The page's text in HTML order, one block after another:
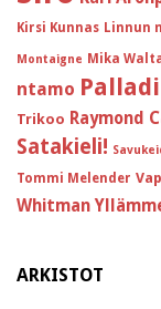
Kirsi Kunnas Linnun
Montaigne Mika
ntamo
Trikoo Raymond
Satakieli!
Tommi Melender
Whitman
ARKISTOT